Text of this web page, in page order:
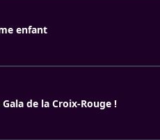
enfant
de la Croix-Rouge !